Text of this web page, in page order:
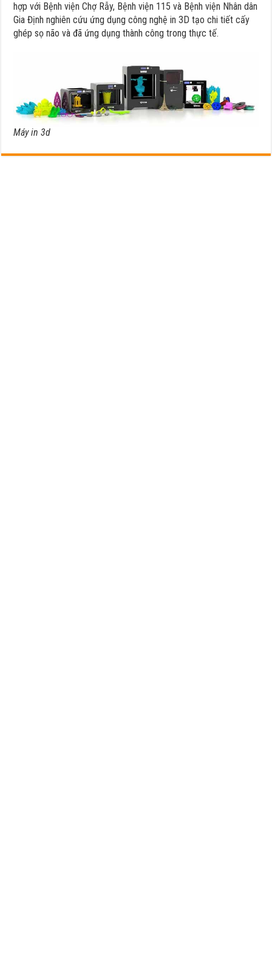
hợp với Bệnh viện Chợ Rẫy, Bệnh viện 115 và Bệnh viện Nhân dân
Gia Định nghiên cứu ứng dụng công nghệ in 3D tạo chi tiết cấy
ghép sọ não và đã ứng dụng thành công trong thực tế.
Máy in 3d